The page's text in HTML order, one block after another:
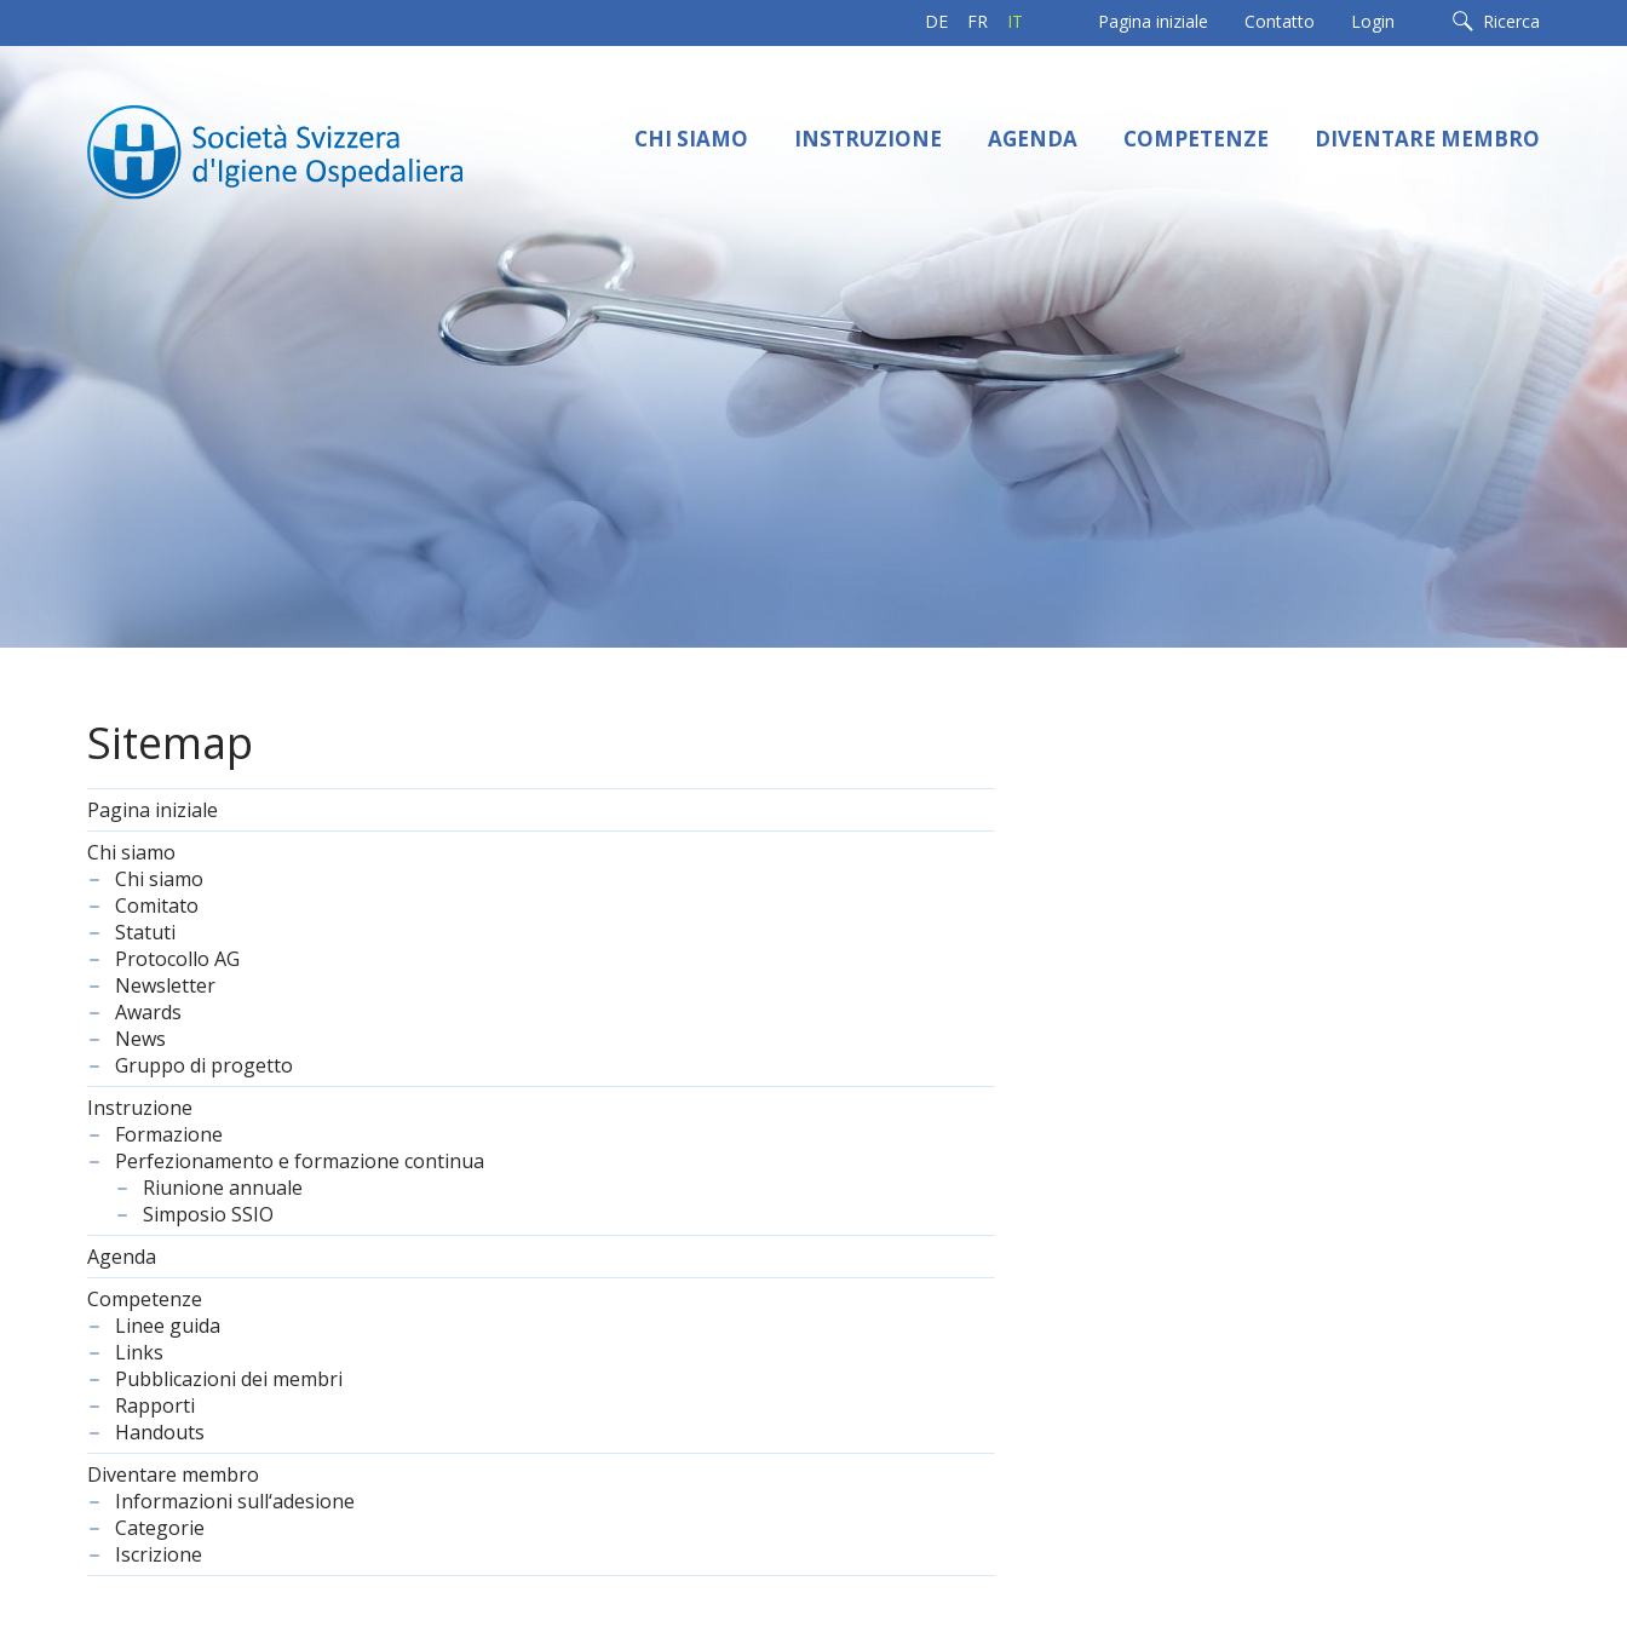
Ricerca
Pagina iniziale Contatto Login
DE FR IT
CHI SIAMO INSTRUZIONE AGENDA COMPETENZE DIVENTARE MEMBRO
Sitemap
Pagina iniziale
Chi siamo
Chi siamo
Comitato
Statuti
Protocollo AG
Newsletter
Awards
News
Gruppo di progetto
Instruzione
Formazione
Perfezionamento e formazione continua
Riunione annuale
Simposio SSIO
Agenda
Competenze
Linee guida
Links
Pubblicazioni dei membri
Rapporti
Handouts
Diventare membro
Informazioni sull‘adesione
Categorie
Iscrizione